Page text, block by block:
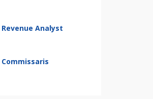
Revenue Analyst
Commissaris